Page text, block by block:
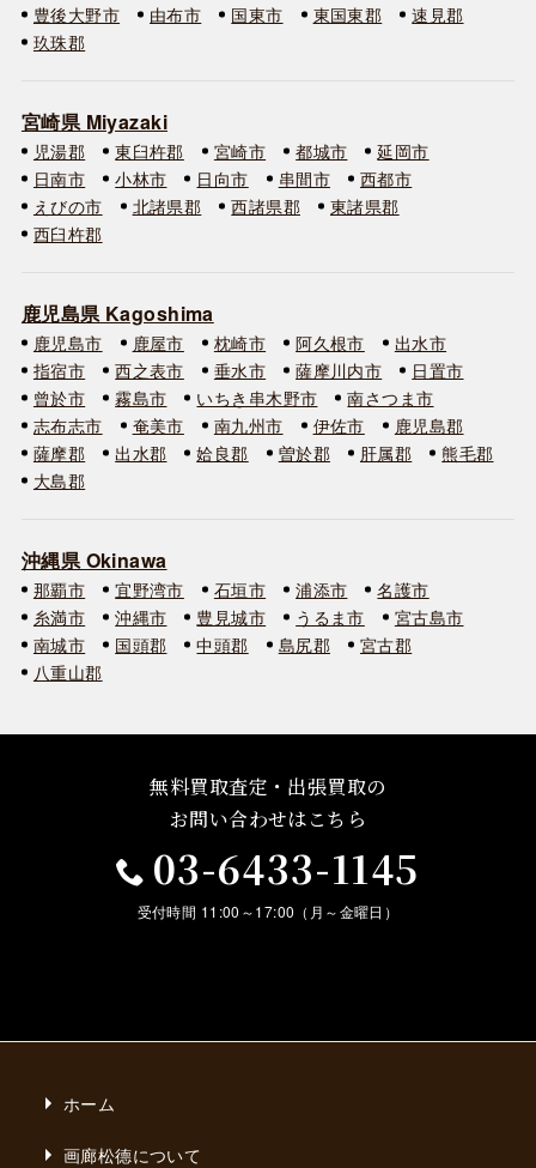
豊後大野市
由布市 国東市 東国東郡
速見郡
玖珠郡
宮崎県 Miyazaki
児湯郡 東臼杵郡 宮崎市 都城市
延岡市
日南市
小林市 日向市 串間市
西都市
えびの市
北諸県郡 西諸県郡
東諸県郡
西臼杵郡
鹿児島県 Kagoshima
鹿児島市 鹿屋市 枕崎市 阿久根市
出水市
指宿市
西之表市 垂水市 薩摩川内市
日置市
曾於市
霧島市 いちき串木野市
南さつま市
志布志市
奄美市 南九州市 伊佐市
鹿児島郡
薩摩郡
出水郡 姶良郡 曽於郡 肝属郡
熊毛郡
大島郡
沖縄県 Okinawa
那覇市 宜野湾市 石垣市 浦添市
名護市
糸満市
沖縄市 豊見城市 うるま市
宮古島市
南城市
国頭郡 中頭郡 島尻郡
宮古郡
八重山郡
無料買取査定・出張買取の
お問い合わせはこちら
03-6433-1145
受付時間 11:00～17:00（月～金曜日）
ホーム
画廊松德について